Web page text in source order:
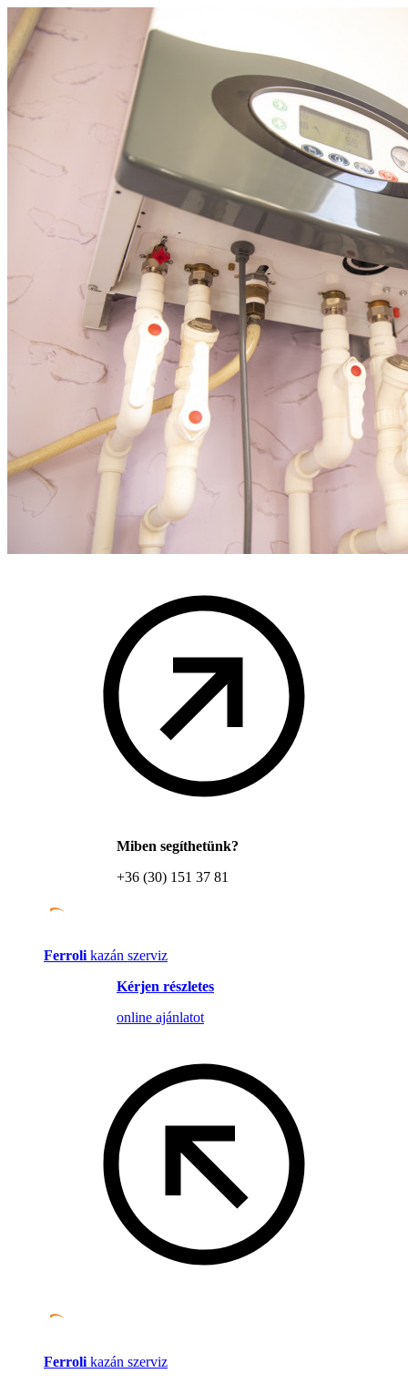
Miben segíthetünk?
+36 (30) 151 37 81
Ferroli kazán szerviz
Kérjen részletes
online ajánlatot
Ferroli kazán szerviz